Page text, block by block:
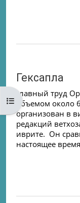
Open course index
Гексапла
главный труд
объемом около
организован в
редакций
иврите. Он
настоящее